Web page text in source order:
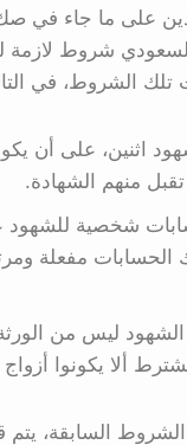
على ما جاء في
شروط
تلك الشروط، في
اثنين، على أن
منهم الشهادة.
شخصية للشهود
الحسابات مفعلة
ليس من
ألا يكونوا أزواج
السابقة، يتم